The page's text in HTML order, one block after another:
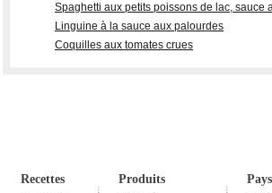
Spaghetti aux petits poissons de lac, sauce
Linguine à la sauce aux palourdes
Coquilles aux tomates crues
Recettes Produits Pays